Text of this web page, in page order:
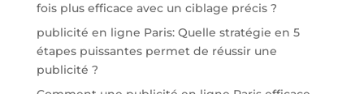
fois plus efficace avec un ciblage précis ?
publicité en ligne Paris: Quelle stratégie en 5
étapes puissantes permet de réussir une
publicité ?